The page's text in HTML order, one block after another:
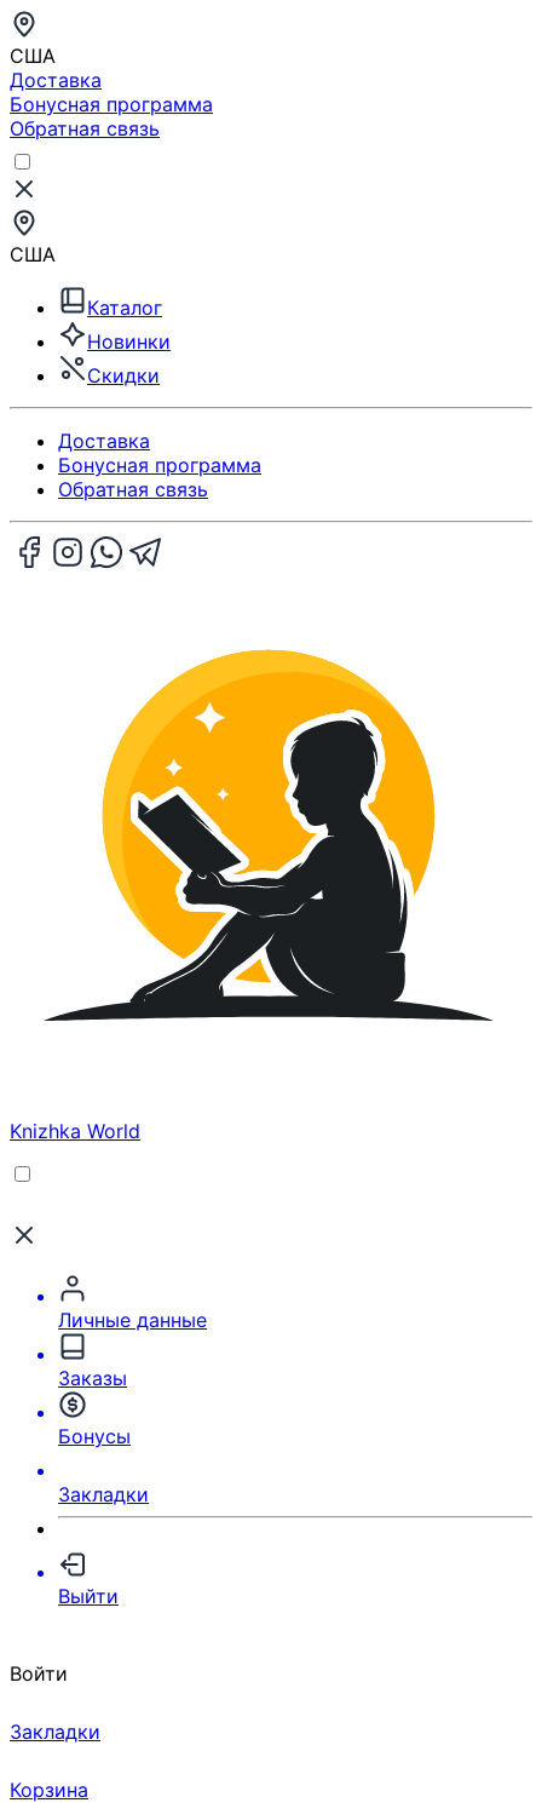
США
Доставка
Бонусная программа
Обратная связь
США
Каталог
Новинки
Скидки
Доставка
Бонусная программа
Обратная связь
Knizhka World
Личные данные
Заказы
Бонусы
Закладки
Выйти
Войти
Закладки
Корзина